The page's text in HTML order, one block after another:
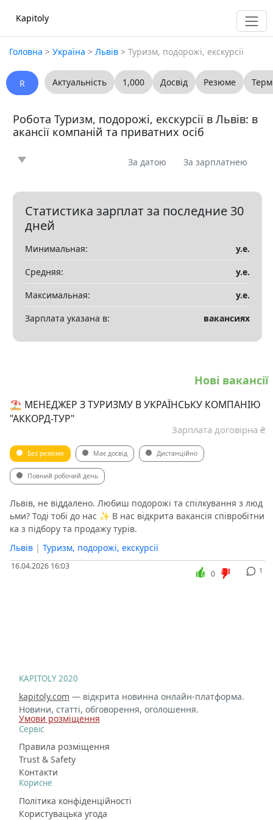
Kapitoly
Головна > Україна > Львів > Туризм, подорожі, екскурсії
R Актуальність 1,000 Досвід Резюме
Робота Туризм, подорожі, екскурсії в Львів: в
акансії компаній та приватних осіб
За датою За зарплатнею
Статистика зарплат за последние 30
дней
Минимальная:
у.е.
Средняя:
у.е.
Максимальная:
у.е.
Зарплата указана в:
вакансиях
Нові вакансії
⛱ МЕНЕДЖЕР З ТУРИЗМУ В УКРАЇНСЬКУ КОМПАНІЮ
"АККОРД-ТУР"
Зарплата договірна ₴
Без резюме Має досвід Дистанційно
Повний робочий день
Львів, не віддалено. Любиш подорожі та спілкування з люд
ьми? Тоді тобі до нас ✨ В нас відкрита вакансія співробітни
ка з підбору та продажу турів.
Львів | Туризм, подорожі, екскурсії
16.04.2026 16:03 1
0
KAPITOLY 2020
kapitoly.com — відкрита новинна онлайн-платформа.
Новини, статті, обговорення, оголошення.
Умови розміщення
Сервіс
Правила розміщення
Trust & Safety
Контакти
Корисне
Політика конфіденційності
Користувацька угода